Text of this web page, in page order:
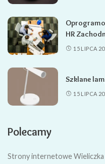
HR
15 LIPCA
Szklane
15 LIPCA
Polecamy
Strony internetowe Wieliczka